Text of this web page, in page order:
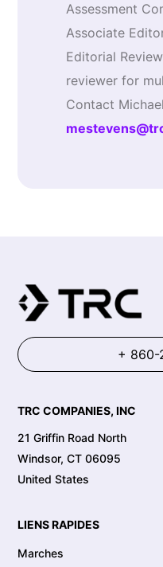
Assessment
Associate
Editorial
reviewer for
Contact
+ 860-
TRC COMPANIES, INC
21 Griffin Road North
Windsor, CT 06095
United States
LIENS RAPIDES
Marches